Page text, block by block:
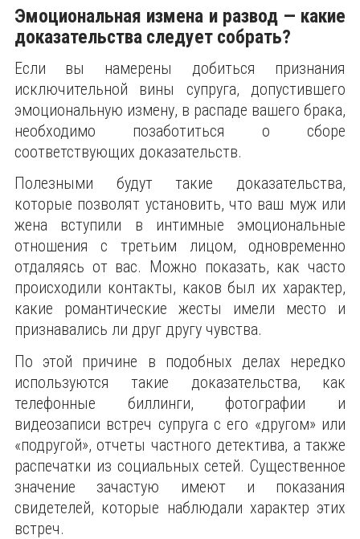
Эмоциональная измена и развод — какие
доказательства следует собрать?
Если вы намерены добиться признания
исключительной вины супруга, допустившего
эмоциональную измену, в распаде вашего брака,
необходимо позаботиться о сборе
соответствующих доказательств.
Полезными будут такие доказательства,
которые позволят установить, что ваш муж или
жена вступили в интимные эмоциональные
отношения с третьим лицом, одновременно
отдаляясь от вас. Можно показать, как часто
происходили контакты, каков был их характер,
какие романтические жесты имели место и
признавались ли друг другу чувства.
По этой причине в подобных делах нередко
используются такие доказательства, как
телефонные биллинги, фотографии и
видеозаписи встреч супруга с его «другом» или
«подругой», отчеты частного детектива, а также
распечатки из социальных сетей. Существенное
значение зачастую имеют и показания
свидетелей, которые наблюдали характер этих
встреч.